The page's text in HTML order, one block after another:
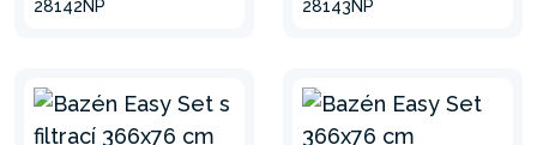
28142NP 28143NP